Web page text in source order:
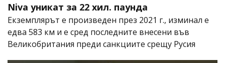
Niva уникат за 22 хил. паунда
Екземплярът е произведен през 2021 г., изминал е
едва 583 км и е сред последните внесени във
Великобритания преди санкциите срещу Русия